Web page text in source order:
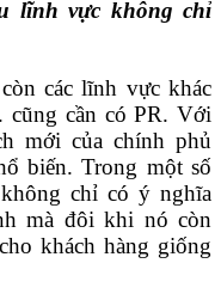
lĩnh vực không chỉ
các lĩnh vực khác
cũng cần có PR. Với
mới của chính phủ
biến. Trong một số
chỉ có ý nghĩa
mà đôi khi nó còn
khách hàng giống